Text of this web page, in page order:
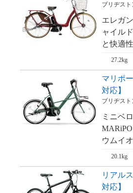
ブリヂスト
エレガ
ャイル
と快適
27.2kg
マリポ
対応】
ブリヂスト
ミニベ
ウムイ
20.1kg
リアル
対応】